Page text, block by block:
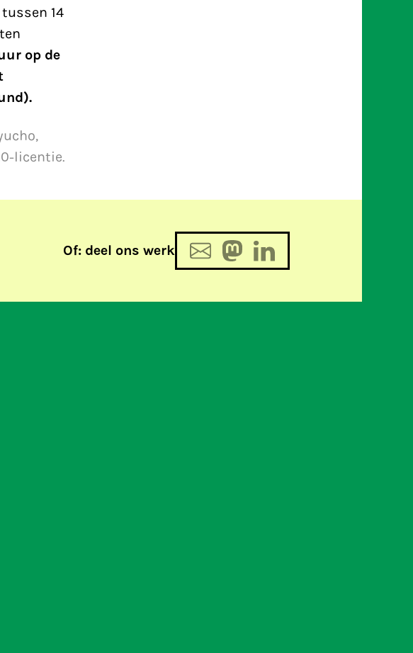
14
op de
licentie.
Of: deel ons werk